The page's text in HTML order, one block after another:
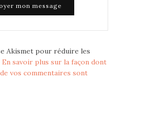
Akismet pour réduire les
En savoir plus sur la façon dont
vos commentaires sont